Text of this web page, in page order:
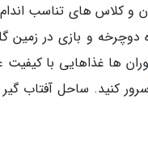
کلاس های تناسب
دوچرخه و بازی در
از این رستوران ها غذاهایی
کنید. ساحل آفتاب